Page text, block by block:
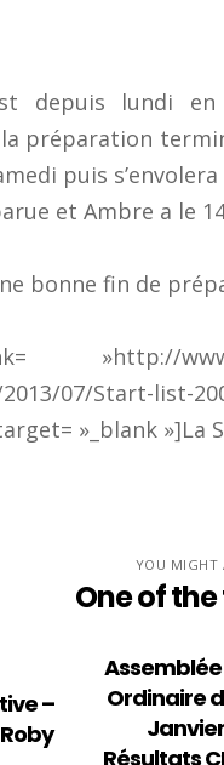
depuis lundi
préparation
puis
et Ambre a le
bonne fin de
2013/07/
»_blank
YOU MIGHT
One of
–
Ordinaire
Résultats